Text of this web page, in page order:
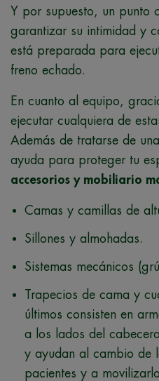
Y por supuesto, un punto
garantizar su intimidad y
está preparada para
freno echado.
En cuanto al equipo,
ejecutar cualquiera de
Además de tratarse de
ayuda para proteger tu
accesorios y mobiliario
Camas y camillas de
Sillones y almohadas.
Sistemas mecánicos
Trapecios de cama y
últimos consisten en
a los lados del
y ayudan al cambio de
pacientes y a